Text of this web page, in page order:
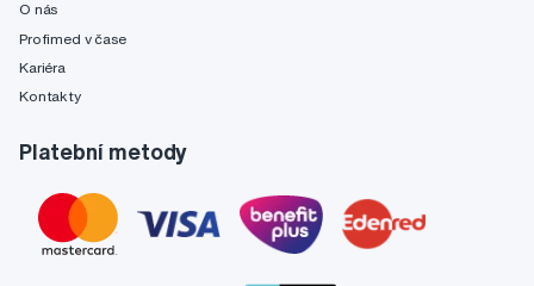
O nás
Profimed v čase
Kariéra
Kontakty
Platební metody